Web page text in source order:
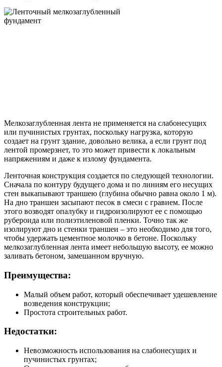
Мелкозаглубленная лента не применяется на слабонесущих
или пучинистых грунтах, поскольку нагрузка, которую
создает на грунт здание, довольно велика, а если грунт под
лентой промерзнет, то это может привести к локальным
напряжениям и даже к излому фундамента.
Ленточная конструкция создается по следующей технологии.
Сначала по контуру будущего дома и по линиям его несущих
стен выкапывают траншею (глубина обычно равна около 1 м).
На дно траншеи засыпают песок в смеси с гравием. После
этого возводят опалубку и гидроизолируют ее с помощью
рубероида или полиэтиленовой пленки. Точно так же
изолируют дно и стенки траншеи – это необходимо для того,
чтобы удержать цементное молочко в бетоне. Поскольку
мелкозаглубленная лента имеет небольшую высоту, ее можно
заливать бетоном, замешанном вручную.
Преимущества:
Малый объем работ, который обеспечивает удешевление
возведения конструкции;
Простота строительных работ.
Недостатки:
Невозможность использования на слабонесущих и
пучинистых грунтах;